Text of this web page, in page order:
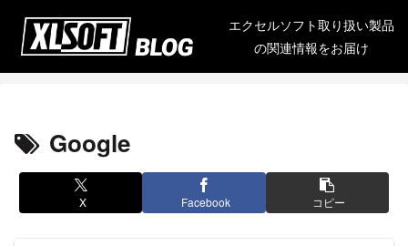
エクセルソフト取り扱い製品
の関連情報をお届け
Google
X Facebook コピー